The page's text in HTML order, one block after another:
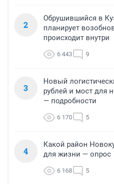
2
Обрушившийся в
планирует
происходит внутри
6 443 9
3
Новый
рублей и мост для
— подробности
6 170 5
4
Какой район
для жизни — опрос
6 168 5